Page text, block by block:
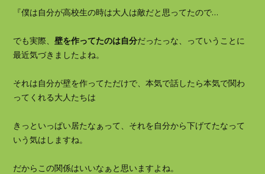
『僕は自分が高校生の時は大人は敵だと思ってたので…
でも実際、壁を作ってたのは自分だったっな、っていうことに
最近気づきましたよね。
それは自分が壁を作ってただけで、本気で話したら本気で関わ
ってくれる大人たちは
きっといっぱい居たなぁって、それを自分から下げてたなって
いう気はしますね。
だからこの関係はいいなぁと思いますよね。